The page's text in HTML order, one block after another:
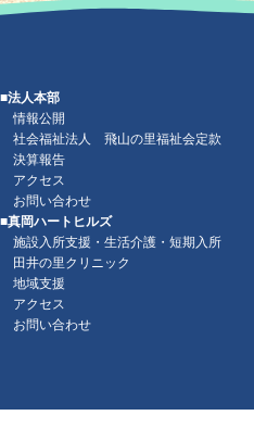
■法人本部
情報公開
社会福祉法人 飛山の里福祉会定款
決算報告
アクセス
お問い合わせ
■真岡ハートヒルズ
施設入所支援・生活介護・短期入所
田井の里クリニック
地域支援
アクセス
お問い合わせ